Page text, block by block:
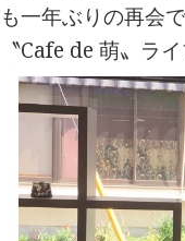
も一年ぶりの再会
〝Cafe de 萌〟ラ